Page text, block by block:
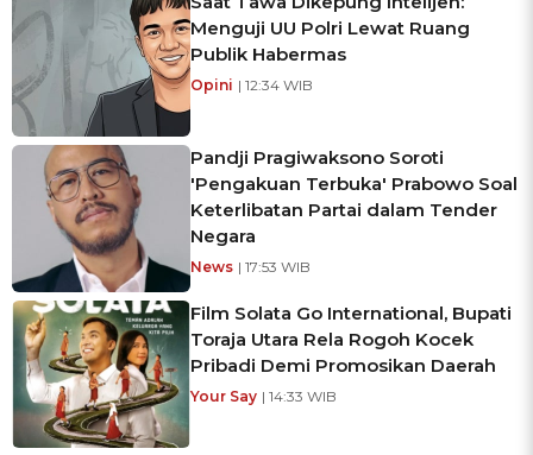
Menguji UU Polri Lewat Ruang
Publik Habermas
Opini | 12:34 WIB
Pandji Pragiwaksono Soroti
'Pengakuan Terbuka' Prabowo Soal
Keterlibatan Partai dalam Tender
Negara
News | 17:53 WIB
Film Solata Go International, Bupati
Toraja Utara Rela Rogoh Kocek
Pribadi Demi Promosikan Daerah
Your Say | 14:33 WIB